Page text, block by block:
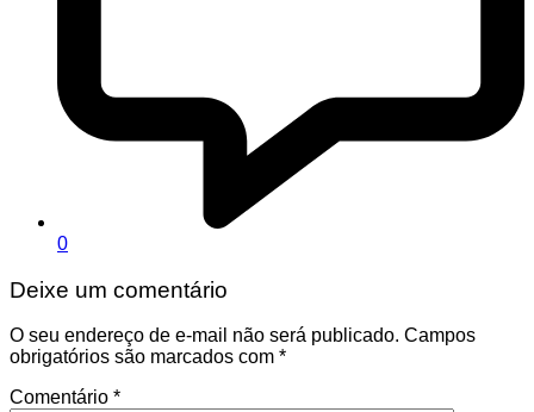
0
Deixe um comentário
O seu endereço de e-mail não será publicado. Campos
obrigatórios são marcados com *
Comentário *